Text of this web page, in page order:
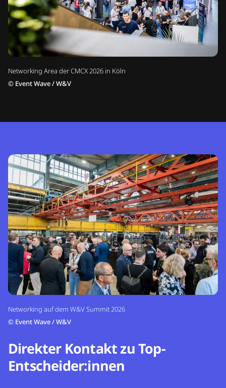
Networking Area der CMCX 2026 in Köln
© Event Wave / W&V
Networking auf dem W&V Summit 2026
© Event Wave / W&V
Direkter Kontakt zu Top-
Entscheider:innen